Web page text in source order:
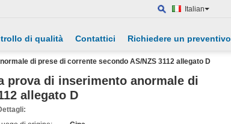
Italian
di qualità Contattici Richiedere un preventivo
di prese di corrente secondo AS/NZS 3112 allegato D
prova di inserimento anormale di
allegato D